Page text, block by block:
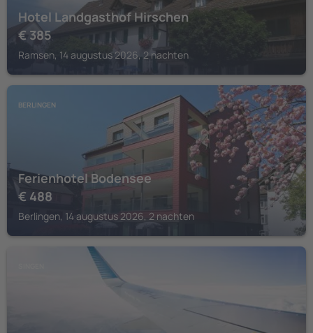
Hotel Landgasthof Hirschen
€ 385
Ramsen, 14 augustus 2026, 2 nachten
BERLINGEN
Ferienhotel Bodensee
€ 488
Berlingen, 14 augustus 2026, 2 nachten